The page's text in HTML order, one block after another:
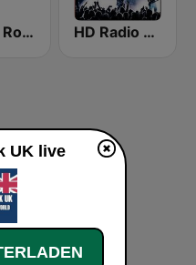
Classic Rock Legends Radio HD Radio - Rock
UK live